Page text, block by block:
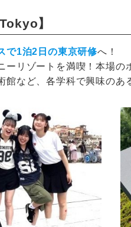
】
で1泊2日の東京研修へ！
ーリゾートを満喫 ！本場の
館など、各学科で興味のあ